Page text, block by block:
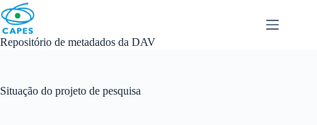
Skip
to
content
Repositório de metadados da DAV
Situação do projeto de pesquisa